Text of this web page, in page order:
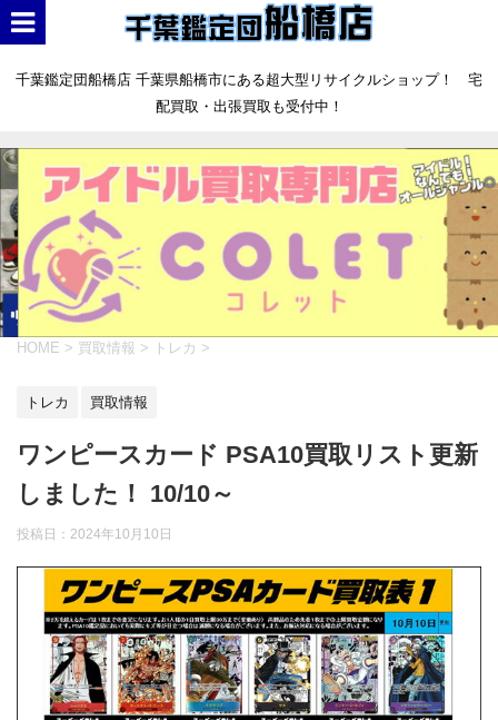
千葉鑑定団船橋店 千葉県船橋市にある超大型リサイクルショップ！ 宅
配買取・出張買取も受付中！
HOME > 買取情報 > トレカ >
トレカ 買取情報
ワンピースカード PSA10買取リスト更新
しました！ 10/10～
投稿日： 2024年10月10日